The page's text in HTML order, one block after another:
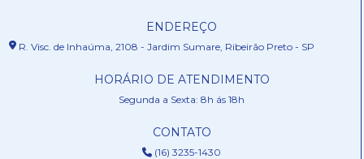
ENDEREÇO
R. Visc. de Inhaúma, 2108 - Jardim Sumare, Ribeirão Preto - SP
HORÁRIO DE ATENDIMENTO
Segunda a Sexta: 8h ás 18h
CONTATO
(16) 3235-1430